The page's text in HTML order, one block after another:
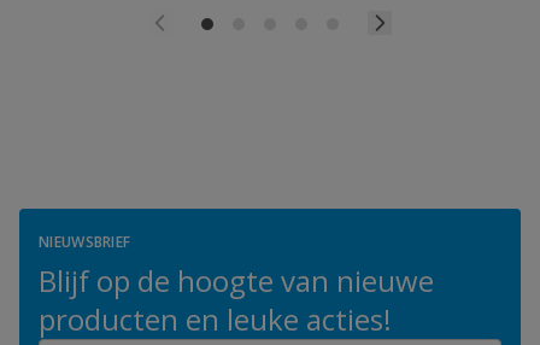
NIEUWSBRIEF
Blijf op de hoogte van nieuwe
producten en leuke acties!